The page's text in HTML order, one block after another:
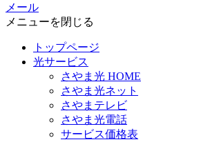
メール
メニューを閉じる
トップページ
光サービス
さやま光 HOME
さやま光ネット
さやまテレビ
さやま光電話
サービス価格表